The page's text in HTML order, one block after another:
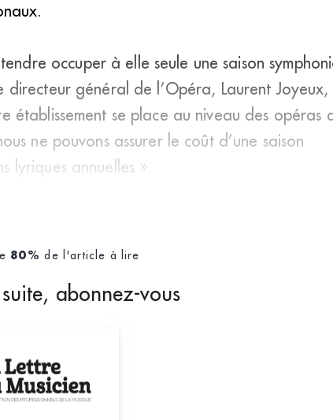
occuper à elle seule une saison
directeur général de l’Opéra, Laurent Joyeux,
établissement se place au niveau des opéras
ne pouvons assurer le coût d’une saison
lyriques annuelles ».
80% de l'article à lire
abonnez-vous